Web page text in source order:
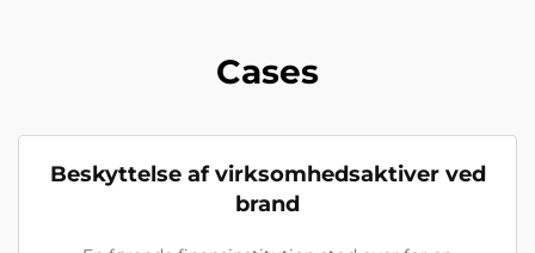
Cases
Beskyttelse af virksomhedsaktiver ved
brand